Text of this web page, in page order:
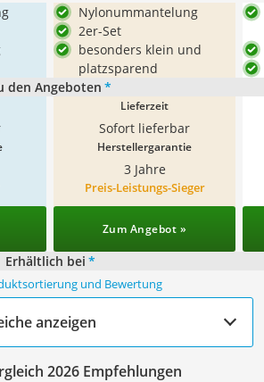
Nylonummantelung
2er-Set
besonders klein und
platzsparend
den Angeboten *
Lieferzeit
Sofort lieferbar
Herstellergarantie
3 Jahre
Preis-Leistungs-Sieger
Zum Angebot »
Erhältlich bei *
und Bewertung
anzeigen
2026 Empfehlungen